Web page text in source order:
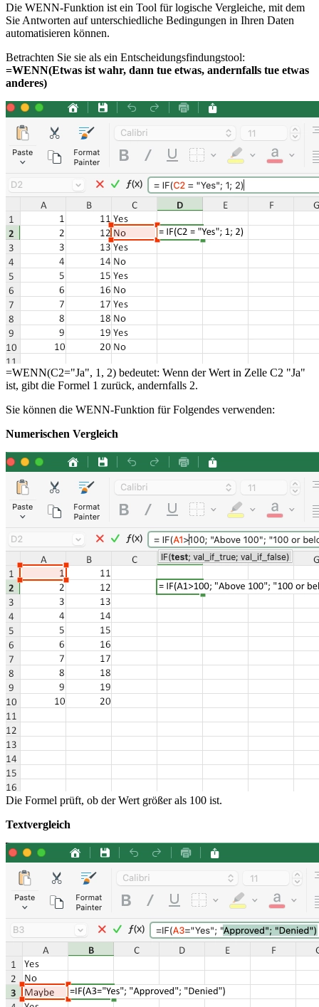
Die WENN-Funktion ist ein Tool für logische Vergleiche, mit dem
Sie Antworten auf unterschiedliche Bedingungen in Ihren Daten
automatisieren können.
Betrachten Sie sie als ein Entscheidungsfindungstool:
=WENN(Etwas ist wahr, dann tue etwas, andernfalls tue etwas
anderes)
=WENN(C2="Ja", 1, 2) bedeutet: Wenn der Wert in Zelle C2 "Ja"
ist, gibt die Formel 1 zurück, andernfalls 2.
Sie können die WENN-Funktion für Folgendes verwenden:
Numerischen Vergleich
Die Formel prüft, ob der Wert größer als 100 ist.
Textvergleich